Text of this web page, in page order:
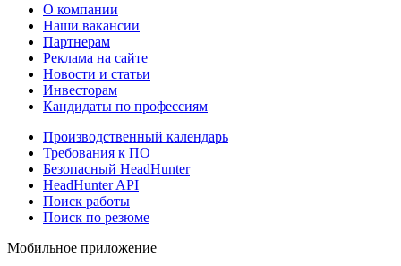
О компании
Наши вакансии
Партнерам
Реклама на сайте
Новости и статьи
Инвесторам
Кандидаты по профессиям
Производственный календарь
Требования к ПО
Безопасный HeadHunter
HeadHunter API
Поиск работы
Поиск по резюме
Мобильное приложение